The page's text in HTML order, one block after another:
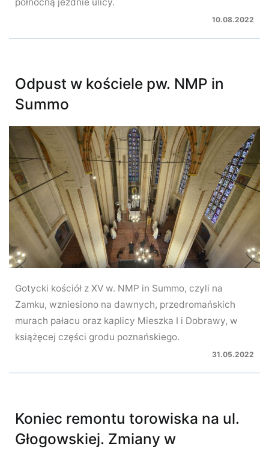
północną jezdnie ulicy.
10.08.2022
Odpust w kościele pw. NMP in
Summo
Gotycki kościół z XV w. NMP in Summo, czyli na
Zamku, wzniesiono na dawnych, przedromańskich
murach pałacu oraz kaplicy Mieszka I i Dobrawy, w
książęcej części grodu poznańskiego.
31.05.2022
Koniec remontu torowiska na ul.
Głogowskiej. Zmiany w